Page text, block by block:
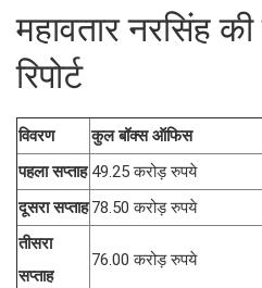
महावतार नरसिंह
रिपोर्ट
विवरण
कुल बॉक्स ऑफिस
पहला सप्ताह 49.25 करोड़ रुपये
दूसरा सप्ताह 78.50 करोड़ रुपये
तीसरा
सप्ताह
76.00 करोड़ रुपये